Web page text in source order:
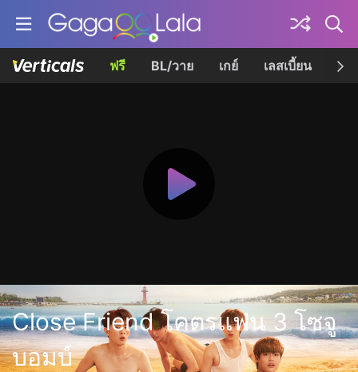
ฟรี BL/วาย เกย์ เลสเบี้ยน เค
Close Friend โคตรแฟน 3 โซจู
บอมบ์